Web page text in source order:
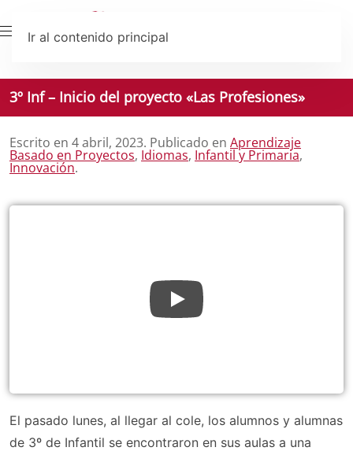
Ir al contenido principal
3º Inf – Inicio del proyecto «Las Profesiones»
Escrito en 4 abril, 2023. Publicado en Aprendizaje
Basado en Proyectos, Idiomas, Infantil y Primaria,
Innovación.
El pasado lunes, al llegar al cole, los alumnos y alumnas
de 3º de Infantil se encontraron en sus aulas a una